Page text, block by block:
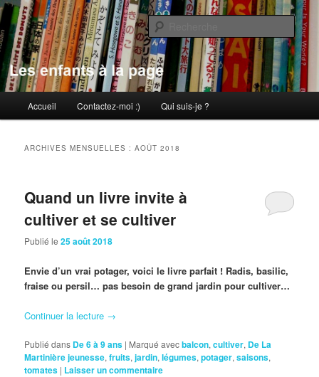
Aller
au
contenu
principal
Aller
au
contenu
secondaireLes enfants à la page
principal
Accueil Contactez-moi :) Qui suis-je ?
ARCHIVES MENSUELLES :AOÛT 2018
Quand un livre invite à
cultiver et se cultiver
Publié le25 août 2018
Envie d’un vrai potager, voici le livre parfait ! Radis, basilic,
fraise ou persil… pas besoin de grand jardin pour cultiver…
Continuer la lecture →
Publié dans De 6 à 9 ans | Marqué avecbalcon,cultiver, De La
Martinière jeunesse,fruits,jardin,légumes,potager,saisons,
tomates | Laisser un commentaire